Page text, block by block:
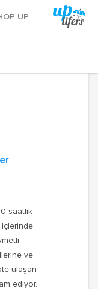
UP
saatlik
İçlerinde
ve
ulaşan
ediyor.